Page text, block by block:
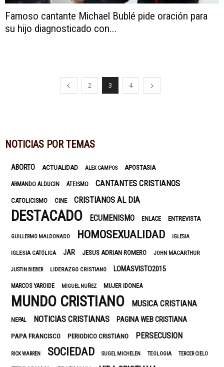
Famoso cantante Michael Bublé pide oración para
su hijo diagnosticado con...
2 3 4
NOTICIAS POR TEMAS
ABORTO ACTUALIDAD ALEX CAMPOS APOSTASIA
ARMANDO ALDUCIN ATEISMO CANTANTES CRISTIANOS
CATOLICISMO CINE CRISTIANOS AL DIA
DESTACADO ECUMENISMO ENLACE ENTREVISTA
GUILLERMO MALDONADO HOMOSEXUALIDAD IGLESIA
IGLESIA CATÓLICA JAR JESUS ADRIAN ROMERO JOHN MACARTHUR
JUSTIN BIEBER LIDERAZGO CRISTIANO LOMASVISTO2015
MARCOS YAROIDE MIGUEL NUÑEZ MUJER IDONEA
MUNDO CRISTIANO MUSICA CRISTIANA
NEPAL NOTICIAS CRISTIANAS PAGINA WEB CRISTIANA
PAPA FRANCISCO PERIODICO CRISTIANO PERSECUSION
RICK WARREN SOCIEDAD SUGEL MICHELEN TEOLOGIA TERCER CIELO